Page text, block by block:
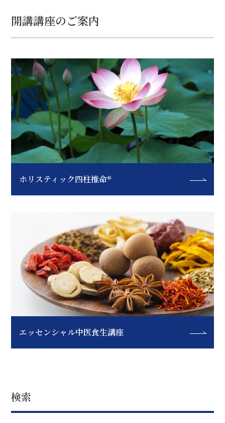
開講講座のご案内
ホリスティック四柱推命®
エッセンシャル中医食生講座
検索